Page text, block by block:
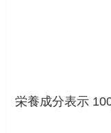
栄養成分表示